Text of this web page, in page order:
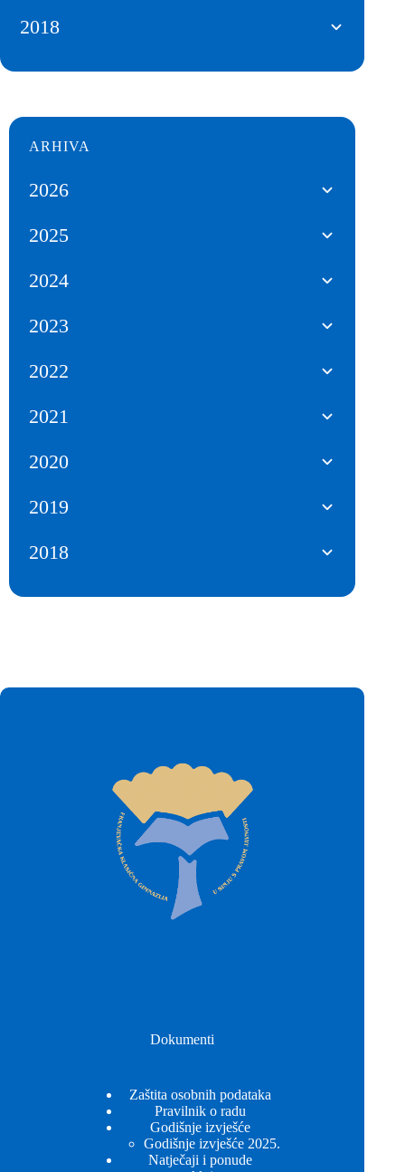
2018
ARHIVA
2026
2025
2024
2023
2022
2021
2020
2019
2018
Dokumenti
Zaštita osobnih podataka
Pravilnik o radu
Godišnje izvješće
Godišnje izvješće 2025.
Natječaji i ponude